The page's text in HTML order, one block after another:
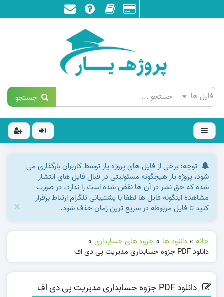
جستجو
توجه: برخی از فایل های پروژه یار توسط کاربران بارگذاری می
شود، پروژه یار هیچگونه مسئولیتی در قبال فایل های انتشار
شده که حق نشر در آن ها نقض شده است را ندارد، در صورت
مشاهده اینگونه فایل ها لطفا با پشتیبانی تلگرام ارتباط برقرار
کنید تا فایل مربوطه در سریع ترین زمان حذف شود.
×
خانه » دانلود ها » جزوه های حسابداری »
دانلود PDF جزوه حسابداری مدیریت پی دی اف
دانلود PDF جزوه حسابداری مدیریت پی دی اف